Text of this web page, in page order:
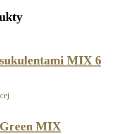
MIX 6
MIX